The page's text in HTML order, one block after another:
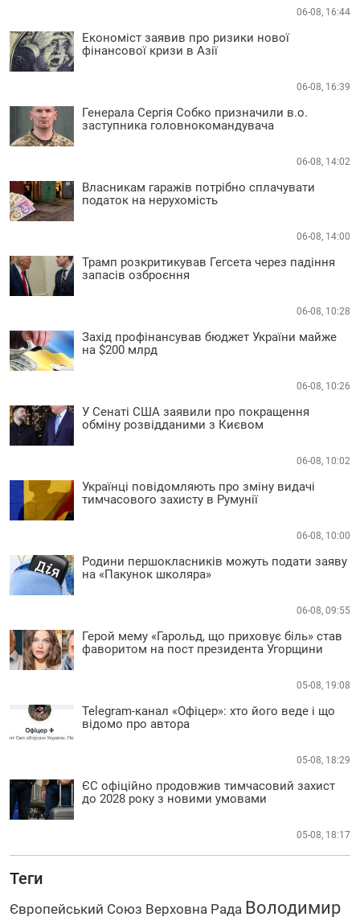
06-08, 16:44
Економіст заявив про ризики нової
фінансової кризи в Азії
06-08, 16:39
Генерала Сергія Собко призначили в.о.
заступника головнокомандувача
06-08, 14:02
Власникам гаражів потрібно сплачувати
податок на нерухомість
06-08, 14:00
Трамп розкритикував Гегсета через падіння
запасів озброєння
06-08, 10:28
Захід профінансував бюджет України майже
на $200 млрд
06-08, 10:26
У Сенаті США заявили про покращення
обміну розвідданими з Києвом
06-08, 10:02
Українці повідомляють про зміну видачі
тимчасового захисту в Румунії
06-08, 10:00
Родини першокласників можуть подати заяву
на «Пакунок школяра»
06-08, 09:55
Герой мему «Гарольд, що приховує біль» став
фаворитом на пост президента Угорщини
05-08, 19:08
Telegram-канал «Офіцер»: хто його веде і що
відомо про автора
05-08, 18:29
ЄС офіційно продовжив тимчасовий захист
до 2028 року з новими умовами
05-08, 18:17
Теги
Європейський Союз Верховна Рада Володимир